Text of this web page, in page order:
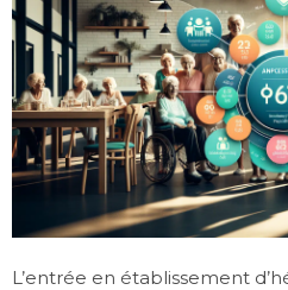
L’entrée en établissement